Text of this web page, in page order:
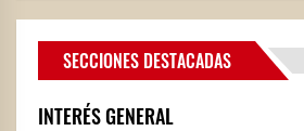
SECCIONES DESTACADAS
INTERÉS GENERAL